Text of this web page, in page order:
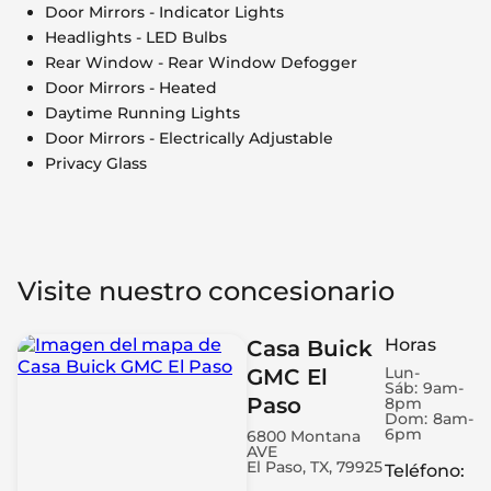
Door Mirrors - Indicator Lights
Headlights - LED Bulbs
Rear Window - Rear Window Defogger
Door Mirrors - Heated
Daytime Running Lights
Door Mirrors - Electrically Adjustable
Privacy Glass
Visite nuestro concesionario
Casa Buick
GMC El
Paso
6800 Montana
AVE
El Paso, TX, 79925
Horas
Lun-
Sáb: 9am-
8pm
Dom: 8am-
6pm
Teléfono: